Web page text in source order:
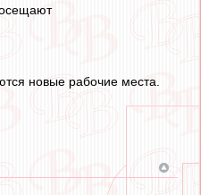
новые рабочие места.